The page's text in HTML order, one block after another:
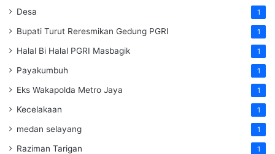
Desa 1
Bupati Turut Reresmikan Gedung PGRI 1
Halal Bi Halal PGRI Masbagik 1
Payakumbuh 1
Eks Wakapolda Metro Jaya 1
Kecelakaan 1
medan selayang 1
Raziman Tarigan 1